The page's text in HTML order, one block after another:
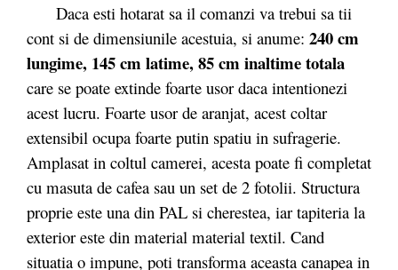
Daca esti hotarat sa il comanzi va trebui sa tii
cont si de dimensiunile acestuia, si anume: 240 cm
lungime, 145 cm latime, 85 cm inaltime totala
care se poate extinde foarte usor daca intentionezi
acest lucru. Foarte usor de aranjat, acest coltar
extensibil ocupa foarte putin spatiu in sufragerie.
Amplasat in coltul camerei, acesta poate fi completat
cu masuta de cafea sau un set de 2 fotolii. Structura
proprie este una din PAL si cherestea, iar tapiteria la
exterior este din material material textil. Cand
situatia o impune, poti transforma aceasta canapea in